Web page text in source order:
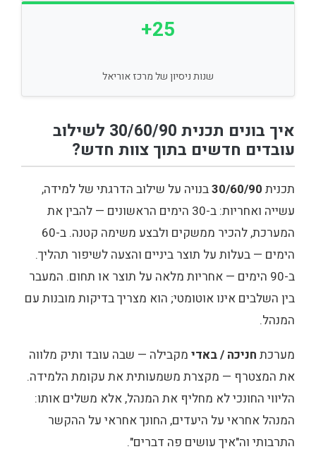
25+
שנות ניסיון של מרכז אוריאל
איך בונים תכנית 30/60/90 לשילוב
עובדים חדשים בתוך צוות חדש?
תכנית 30/60/90בנויה על שילוב הדרגתי של למידה,
עשייה ואחריות: ב-30 הימים הראשונים — להבין את
המערכת, להכיר ממשקים ולבצע משימה קטנה. ב-60
הימים — בעלות על תוצר ביניים והצעה לשיפור תהליך.
ב-90 הימים — אחריות מלאה על תוצר או תחום. המעבר
בין השלבים אינו אוטומטי; הוא מצריך בדיקות מובנות עם
המנהל.
מערכת חניכה / באדי מקבילה — שבה עובד ותיק מלווה
את המצטרף — מקצרת משמעותית את עקומת הלמידה.
הליווי החונכי לא מחליף את המנהל, אלא משלים אותו:
המנהל אחראי על היעדים, החונך אחראי על ההקשר
התרבותי וה"איך עושים פה דברים".